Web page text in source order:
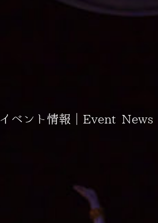
イベント情報｜Event News